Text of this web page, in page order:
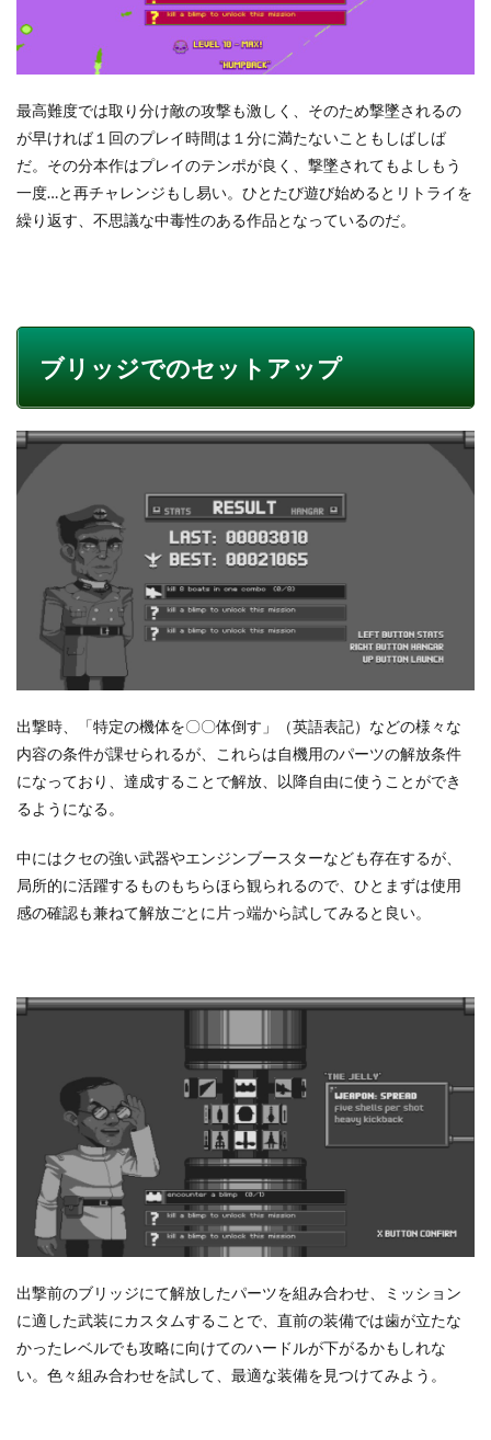
最高難度では取り分け敵の攻撃も激しく、そのため撃墜されるの
が早ければ１回のプレイ時間は１分に満たないこともしばしば
だ。その分本作はプレイのテンポが良く、撃墜されてもよしもう
一度…と再チャレンジもし易い。ひとたび遊び始めるとリトライを
繰り返す、不思議な中毒性のある作品となっているのだ。
ブリッジでのセットアップ
出撃時、「特定の機体を〇〇体倒す」（英語表記）などの様々な
内容の条件が課せられるが、これらは自機用のパーツの解放条件
になっており、達成することで解放、以降自由に使うことができ
るようになる。
中にはクセの強い武器やエンジンブースターなども存在するが、
局所的に活躍するものもちらほら観られるので、ひとまずは使用
感の確認も兼ねて解放ごとに片っ端から試してみると良い。
出撃前のブリッジにて解放したパーツを組み合わせ、ミッション
に適した武装にカスタムすることで、直前の装備では歯が立たな
かったレベルでも攻略に向けてのハードルが下がるかもしれな
い。色々組み合わせを試して、最適な装備を見つけてみよう。